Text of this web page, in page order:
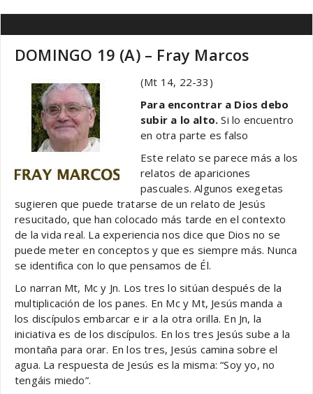
DOMINGO 19 (A) – Fray Marcos
(Mt 14, 22-33)
Para encontrar a Dios debo
subir a lo alto.Si lo encuentro
en otra parte es falso
Este relato se parece más a los
relatos de apariciones
pascuales. Algunos exegetas
sugieren que puede tratarse de un relato de Jesús
resucitado, que han colocado más tarde en el contexto
de la vida real. La experiencia nos dice que Dios no se
puede meter en conceptos y que es siempre más. Nunca
se identifica con lo que pensamos de Él.
Lo narran Mt, Mc y Jn. Los tres lo sitúan después de la
multiplicación de los panes. En Mc y Mt, Jesús manda a
los discípulos embarcar e ir a la otra orilla. En Jn, la
iniciativa es de los discípulos. En los tres Jesús sube a la
montaña para orar. En los tres, Jesús camina sobre el
agua. La respuesta de Jesús es la misma: “Soy yo, no
tengáis miedo”.